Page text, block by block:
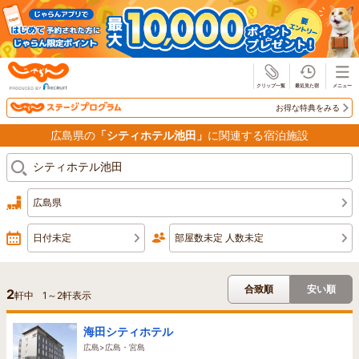
お得な特典をみる
広島県の 「シティホテル池田」 に関連する宿泊施設
広島県
日付未定 部屋数未定 人数未定
2軒中 1 ～ 2軒表示
合致順 安い順
海田シティホテル
広島>広島・宮島